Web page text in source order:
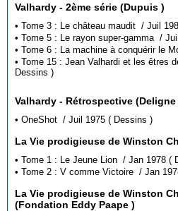
Valhardy - 2ème série (Dupuis )
• Tome 15 : Jean Valhardi et les êtres de la forêt
Dessins )
Valhardy - Rétrospective (Deligne
• OneShot / Juil 1975 ( Dessins )
•
La Vie prodigieuse de Winston
(Fondation Eddy Paape )